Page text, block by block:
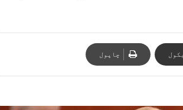
چاپول